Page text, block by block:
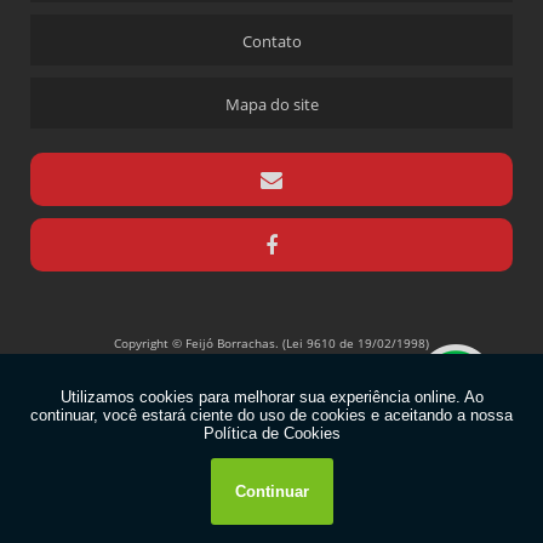
Contato
Mapa do site
Copyright © Feijó Borrachas. (Lei 9610 de 19/02/1998)
W3C